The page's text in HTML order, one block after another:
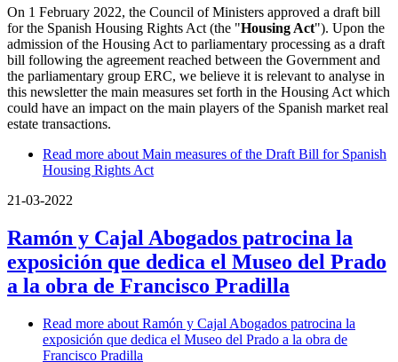
On 1 February 2022, the Council of Ministers approved a draft bill
for the Spanish Housing Rights Act (the "Housing Act"). Upon the
admission of the Housing Act to parliamentary processing as a draft
bill following the agreement reached between the Government and
the parliamentary group ERC, we believe it is relevant to analyse in
this newsletter the main measures set forth in the Housing Act which
could have an impact on the main players of the Spanish market real
estate transactions.
Read more about Main measures of the Draft Bill for Spanish
Housing Rights Act
21-03-2022
Ramón y Cajal Abogados patrocina la
exposición que dedica el Museo del Prado
a la obra de Francisco Pradilla
Read more about Ramón y Cajal Abogados patrocina la
exposición que dedica el Museo del Prado a la obra de
Francisco Pradilla